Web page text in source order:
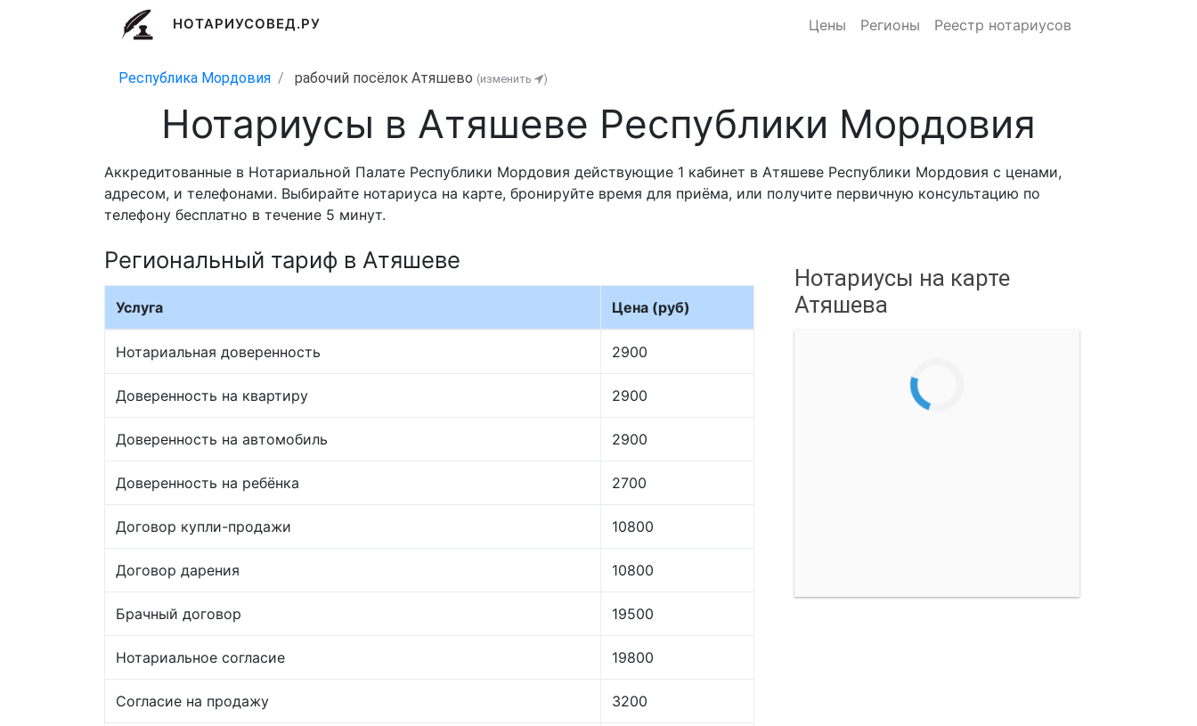
НОТАРИУСОВЕД.РУ Цены Регионы Реестр нотариусов
Республика Мордовия рабочий посёлок Атяшево (изменить )
Нотариусы в Атяшеве Республики Мордовия
Аккредитованные в Нотариальной Палате Республики Мордовия действующие 1 кабинет в Атяшеве Республики Мордовия с ценами,
адресом, и телефонами. Выбирайте нотариуса на карте, бронируйте время для приёма, или получите первичную консультацию по
телефону бесплатно в течение 5 минут.
Региональный тариф в Атяшеве
Услуга Цена (руб)
Нотариальная доверенность 2900
Доверенность на квартиру 2900
Доверенность на автомобиль 2900
Доверенность на ребёнка 2700
Договор купли-продажи 10800
Договор дарения 10800
Брачный договор 19500
Нотариальное согласие 19800
Согласие на продажу 3200
Нотариусы на карте
Атяшева